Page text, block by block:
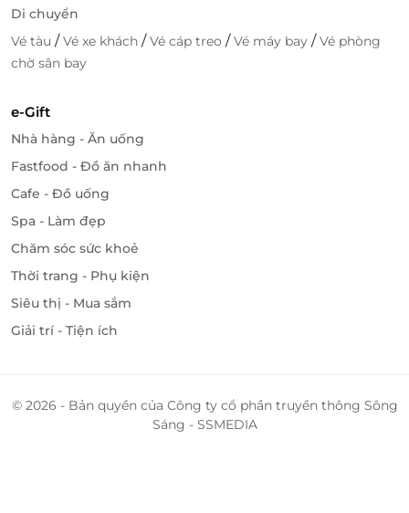
Di chuyển
Vé tàu /Vé xe khách /Vé cáp treo /Vé máy bay /Vé phòng
chờ sân bay
e-Gift
Nhà hàng - Ăn uống
Fastfood - Đồ ăn nhanh
Cafe - Đồ uống
Spa - Làm đẹp
Chăm sóc sức khoẻ
Thời trang - Phụ kiện
Siêu thị - Mua sắm
Giải trí - Tiện ích
© 2026 - Bản quyền của Công ty cổ phần truyền thông Sông
Sáng - SSMEDIA